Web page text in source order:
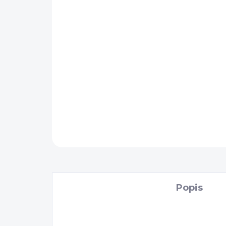
Popis